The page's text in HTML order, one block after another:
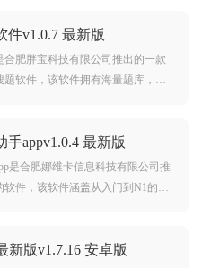
友快来下载体验吧！答题冠军红
件v1.0.7 最新版
合肥胖宝科技有限公司推出的一款
题软件，该软件拥有海量题库，包
朋友可以下载试一试。
手appv1.0.4 最新版
是合肥娜维卡信息科技有限公司推
软件，该软件涵盖从入门到N1的全
紧下载学习吧！
新版v1.7.16 安卓版